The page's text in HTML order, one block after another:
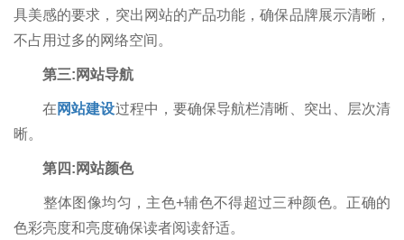
具美感的要求，突出网站的产品功能，确保品牌展示清晰，
不占用过多的网络空间。
第三:网站导航
在 网站建设过程中，要确保导航栏清晰、突出、层次清
晰。
第四:网站颜色
整体图像均匀，主色+辅色不得超过三种颜色。正确的
色彩亮度和亮度确保读者阅读舒适。